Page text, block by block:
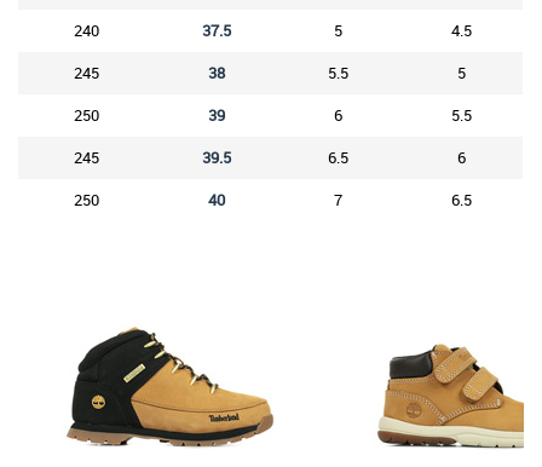
240
37.5 5
4.5
245
38 5.5
5
250
39 6
5.5
245
39.5 6.5
6
250
40 7 6.5